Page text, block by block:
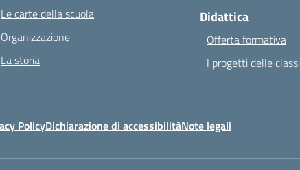
Le carte della scuola
Organizzazione
La storia
Didattica
Offerta formativa
I progetti delle classi
PolicyDichiarazione di accessibilitàNote legali